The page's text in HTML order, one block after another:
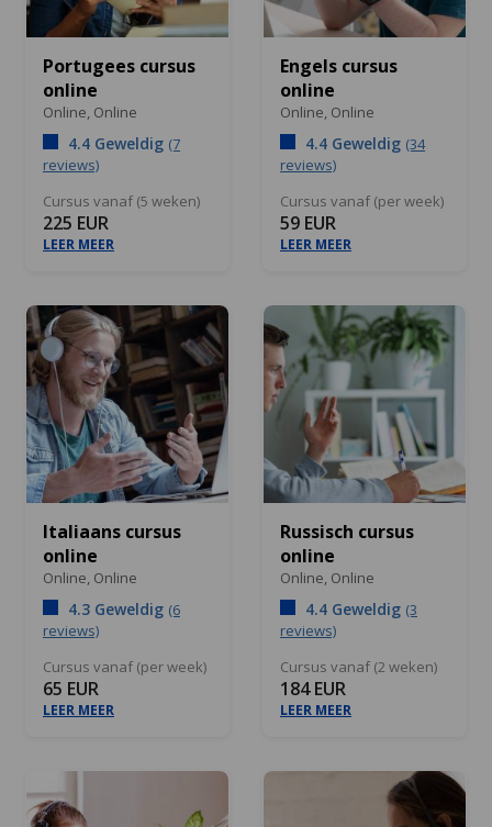
Portugees cursus
online
Online, Online
4.4 Geweldig (7
reviews)
Cursus vanaf (5 weken)
225 EUR
LEER MEER
Engels cursus
online
Online, Online
4.4 Geweldig (34
reviews)
Cursus vanaf (per week)
59 EUR
LEER MEER
Italiaans cursus
online
Online, Online
4.3 Geweldig (6
reviews)
Cursus vanaf (per week)
65 EUR
LEER MEER
Russisch cursus
online
Online, Online
4.4 Geweldig (3
reviews)
Cursus vanaf (2 weken)
184 EUR
LEER MEER